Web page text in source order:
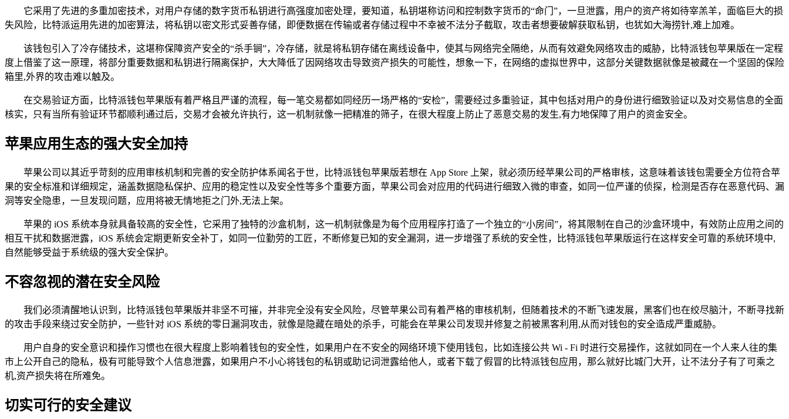
它采用了先进的多重加密技术，对用户存储的数字货币私钥进行高强度加密处理，要知道，私钥堪称访问和控制数字货币的“命门”，一旦泄露，用户的资产将如待宰羔羊，面临巨大的损
失风险，比特派运用先进的加密算法，将私钥以密文形式妥善存储，即便数据在传输或者存储过程中不幸被不法分子截取，攻击者想要破解获取私钥，也犹如大海捞针,难上加难。
该钱包引入了冷存储技术，这堪称保障资产安全的“杀手锏”，冷存储，就是将私钥存储在离线设备中，使其与网络完全隔绝，从而有效避免网络攻击的威胁，比特派钱包苹果版在一定程
度上借鉴了这一原理，将部分重要数据和私钥进行隔离保护，大大降低了因网络攻击导致资产损失的可能性，想象一下，在网络的虚拟世界中，这部分关键数据就像是被藏在一个坚固的保险
箱里,外界的攻击难以触及。
在交易验证方面，比特派钱包苹果版有着严格且严谨的流程，每一笔交易都如同经历一场严格的“安检”，需要经过多重验证，其中包括对用户的身份进行细致验证以及对交易信息的全面
核实，只有当所有验证环节都顺利通过后，交易才会被允许执行，这一机制就像一把精准的筛子，在很大程度上防止了恶意交易的发生,有力地保障了用户的资金安全。
苹果应用生态的强大安全加持
苹果公司以其近乎苛刻的应用审核机制和完善的安全防护体系闻名于世，比特派钱包苹果版若想在 App Store 上架，就必须历经苹果公司的严格审核，这意味着该钱包需要全方位符合苹
果的安全标准和详细规定，涵盖数据隐私保护、应用的稳定性以及安全性等多个重要方面，苹果公司会对应用的代码进行细致入微的审查，如同一位严谨的侦探，检测是否存在恶意代码、漏
洞等安全隐患，一旦发现问题，应用将被无情地拒之门外,无法上架。
苹果的 iOS 系统本身就具备较高的安全性，它采用了独特的沙盒机制，这一机制就像是为每个应用程序打造了一个独立的“小房间”，将其限制在自己的沙盒环境中，有效防止应用之间的
相互干扰和数据泄露，iOS 系统会定期更新安全补丁，如同一位勤劳的工匠，不断修复已知的安全漏洞，进一步增强了系统的安全性，比特派钱包苹果版运行在这样安全可靠的系统环境中,
自然能够受益于系统级的强大安全保护。
不容忽视的潜在安全风险
我们必须清醒地认识到，比特派钱包苹果版并非坚不可摧，并非完全没有安全风险，尽管苹果公司有着严格的审核机制，但随着技术的不断飞速发展，黑客们也在绞尽脑汁，不断寻找新
的攻击手段来绕过安全防护，一些针对 iOS 系统的零日漏洞攻击，就像是隐藏在暗处的杀手，可能会在苹果公司发现并修复之前被黑客利用,从而对钱包的安全造成严重威胁。
用户自身的安全意识和操作习惯也在很大程度上影响着钱包的安全性，如果用户在不安全的网络环境下使用钱包，比如连接公共 Wi - Fi 时进行交易操作，这就如同在一个人来人往的集
市上公开自己的隐私，极有可能导致个人信息泄露，如果用户不小心将钱包的私钥或助记词泄露给他人，或者下载了假冒的比特派钱包应用，那么就好比城门大开，让不法分子有了可乘之
机,资产损失将在所难免。
切实可行的安全建议